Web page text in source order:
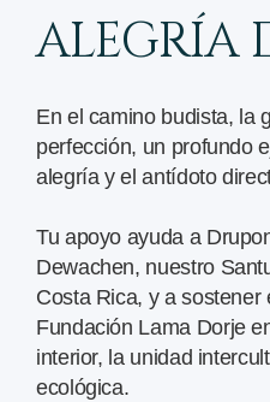
ALEGRÍA
En el camino budista, la
perfección, un profundo
alegría y el antídoto
Tu apoyo ayuda a
Dewachen, nuestro
Costa Rica, y a sostener
Fundación Lama Dorje
interior, la unidad
ecológica.